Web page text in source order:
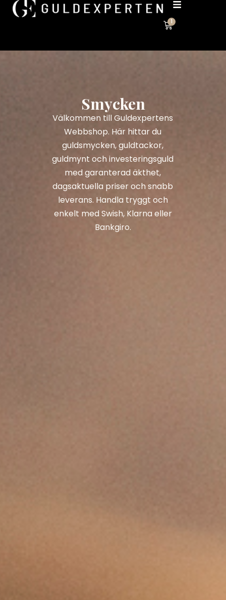
1
Smycken
Välkommen till Guldexpertens
Webbshop. Här hittar du
guldsmycken, guldtackor,
guldmynt och investeringsguld
med garanterad äkthet,
dagsaktuella priser och snabb
leverans. Handla tryggt och
enkelt med Swish, Klarna eller
Bankgiro.